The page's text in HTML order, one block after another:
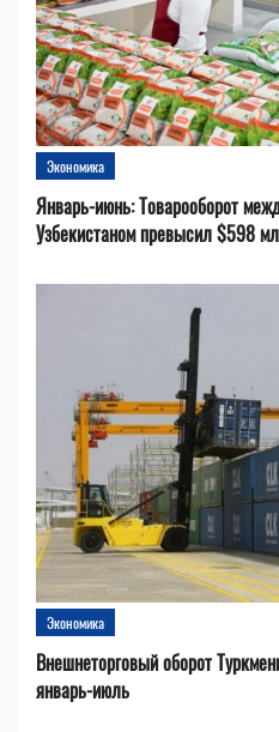
Экономика
Январь-июнь: Товарооборот
Узбекистаном превысил $598
Экономика
Внешнеторговый оборот
январь-июль